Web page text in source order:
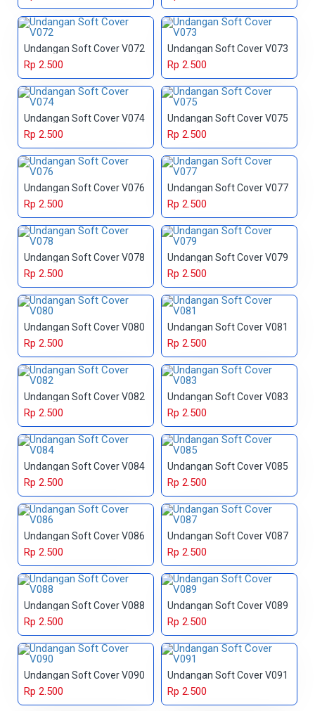
Undangan Soft Cover V072
Rp 2.500
Undangan Soft Cover V073
Rp 2.500
Undangan Soft Cover V074
Rp 2.500
Undangan Soft Cover V075
Rp 2.500
Undangan Soft Cover V076
Rp 2.500
Undangan Soft Cover V077
Rp 2.500
Undangan Soft Cover V078
Rp 2.500
Undangan Soft Cover V079
Rp 2.500
Undangan Soft Cover V080
Rp 2.500
Undangan Soft Cover V081
Rp 2.500
Undangan Soft Cover V082
Rp 2.500
Undangan Soft Cover V083
Rp 2.500
Undangan Soft Cover V084
Rp 2.500
Undangan Soft Cover V085
Rp 2.500
Undangan Soft Cover V086
Rp 2.500
Undangan Soft Cover V087
Rp 2.500
Undangan Soft Cover V088
Rp 2.500
Undangan Soft Cover V089
Rp 2.500
Undangan Soft Cover V090
Rp 2.500
Undangan Soft Cover V091
Rp 2.500